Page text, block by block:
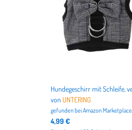
von UNTERING
gefunden beiAmazon Marketplace
4,99 €